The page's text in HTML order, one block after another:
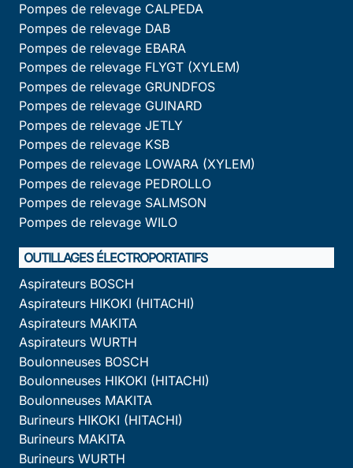
Pompes de relevage CALPEDA
Pompes de relevage DAB
Pompes de relevage EBARA
Pompes de relevage FLYGT (XYLEM)
Pompes de relevage GRUNDFOS
Pompes de relevage GUINARD
Pompes de relevage JETLY
Pompes de relevage KSB
Pompes de relevage LOWARA (XYLEM)
Pompes de relevage PEDROLLO
Pompes de relevage SALMSON
Pompes de relevage WILO
OUTILLAGES ÉLECTROPORTATIFS
Aspirateurs BOSCH
Aspirateurs HIKOKI (HITACHI)
Aspirateurs MAKITA
Aspirateurs WURTH
Boulonneuses BOSCH
Boulonneuses HIKOKI (HITACHI)
Boulonneuses MAKITA
Burineurs HIKOKI (HITACHI)
Burineurs MAKITA
Burineurs WURTH